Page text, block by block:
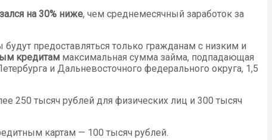
на 30% ниже, чем среднемесячный заработок за
предоставляться только гражданам с низким и
кредитам максимальная сумма займа, подпадающая
и Дальневосточного федерального округа, 1,5
250 тысяч рублей для физических лиц и 300 тысяч
картам — 100 тысяч рублей.